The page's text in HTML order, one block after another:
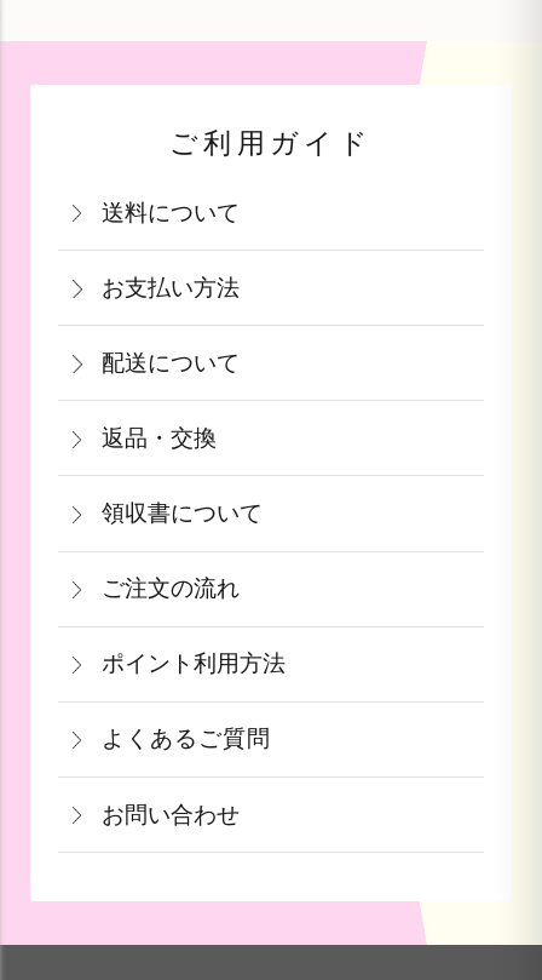
ご利用ガイド
送料について
関西・中国・四国・九州：770円(税込)
北陸・中部：990円(税込)
関東・信越：990円(税込)
東北：1,210円(税込)
北海道：1,540円(税込)
沖縄：2,750円(税込)
※クール便の場合は送料＋クール代金
440円（税込）
お支払い方法
お支払いは、カード決済・代金引換・銀
行振込（前払い）・PayPay（オンライ
ン決済）・auPAY・d払い・auかんたん
決済・ソフトバンクまとめて支払いがご
利用頂けます。
≪デビットカードを御使用の場合≫
カードの特性上、ご注文時点でお支払い
となっております。
果物など収穫時期までお時間を頂く商品
も御座いますこと、ご了承くださいま
せ。
詳しくはこちら
配送について
通常在庫がある商品につきましては、ご
注文から2～5営業日で発送致します。
果物や予約ギフトについては出荷時期が
参りましたら、ご予約順に発送いたしま
す。
返品・交換
商品が食品等の場合は、お客様のお手元
に到着後の返品は基本的にお受け出来ま
せん。但し、発送中の破損や不良品、あ
るいはご注文と違う商品が届いた場合
は、お手数ですが商品到着後３日以内に
当店までご連絡下さい。
領収書について
領収書をご希望のお客様は、ご注文画面
の備考欄にてお知らせ下さい。なお、お
支払い方法にて領収書の形態が異なりま
す。
ご注文の流れ
一部出荷が遅れる商品に関してはメール
にて納期のご連絡をいたします。
青果ギフト対応商品につきましてはお届
け日の指定ができかねます。予めご了承
ください。
ポイント利用方法
会員登録をされたお客様はポイントを利
用できます。ご注文画面の「お支払い方
法選択」画面にて、ポイント利用を入力
することができます。店舗では利用でき
ません。
詳しくはこちら
よくあるご質問
お問い合わせ